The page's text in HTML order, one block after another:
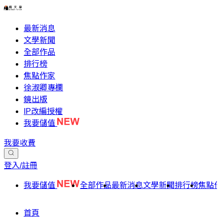
最新消息
文學新聞
全部作品
排行榜
焦點作家
徐淑卿專欄
鏡出版
IP改編授權
我要儲值
我要收費
登入/註冊
我要儲值 全部作品最新消息文學新聞排行榜焦點
首頁